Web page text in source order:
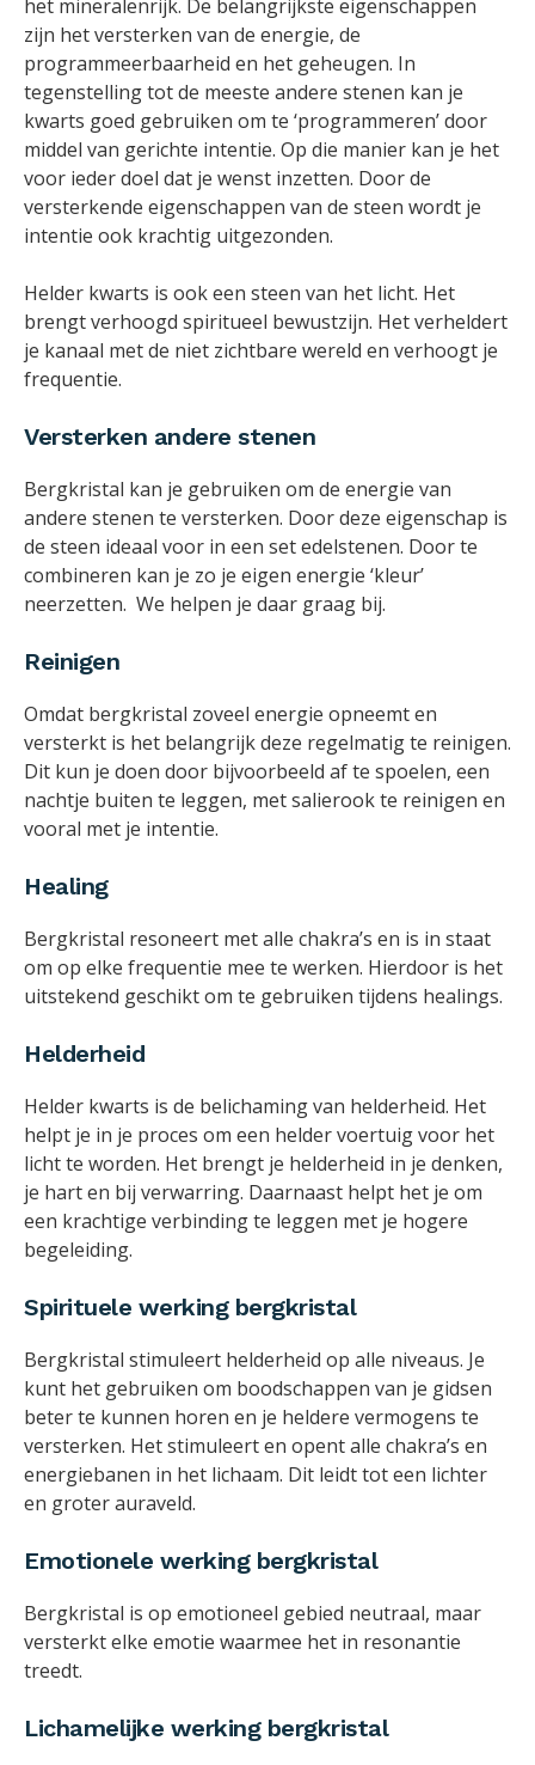
het mineralenrijk. De belangrijkste eigenschappen
zijn het versterken van de energie, de
programmeerbaarheid en het geheugen. In
tegenstelling tot de meeste andere stenen kan je
kwarts goed gebruiken om te ‘programmeren’ door
middel van gerichte intentie. Op die manier kan je het
voor ieder doel dat je wenst inzetten. Door de
versterkende eigenschappen van de steen wordt je
intentie ook krachtig uitgezonden.
Helder kwarts is ook een steen van het licht. Het
brengt verhoogd spiritueel bewustzijn. Het verheldert
je kanaal met de niet zichtbare wereld en verhoogt je
frequentie.
Versterken andere stenen
Bergkristal kan je gebruiken om de energie van
andere stenen te versterken. Door deze eigenschap is
de steen ideaal voor in een set edelstenen. Door te
combineren kan je zo je eigen energie ‘kleur’
neerzetten. We helpen je daar graag bij.
Reinigen
Omdat bergkristal zoveel energie opneemt en
versterkt is het belangrijk deze regelmatig te reinigen.
Dit kun je doen door bijvoorbeeld af te spoelen, een
nachtje buiten te leggen, met salierook te reinigen en
vooral met je intentie.
Healing
Bergkristal resoneert met alle chakra’s en is in staat
om op elke frequentie mee te werken. Hierdoor is het
uitstekend geschikt om te gebruiken tijdens healings.
Helderheid
Helder kwarts is de belichaming van helderheid. Het
helpt je in je proces om een helder voertuig voor het
licht te worden. Het brengt je helderheid in je denken,
je hart en bij verwarring. Daarnaast helpt het je om
een krachtige verbinding te leggen met je hogere
begeleiding.
Spirituele werking bergkristal
Bergkristal stimuleert helderheid op alle niveaus. Je
kunt het gebruiken om boodschappen van je gidsen
beter te kunnen horen en je heldere vermogens te
versterken. Het stimuleert en opent alle chakra’s en
energiebanen in het lichaam. Dit leidt tot een lichter
en groter auraveld.
Emotionele werking bergkristal
Bergkristal is op emotioneel gebied neutraal, maar
versterkt elke emotie waarmee het in resonantie
treedt.
Lichamelijke werking bergkristal